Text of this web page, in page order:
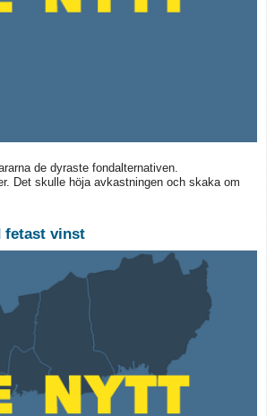
de dyraste fondalternativen.
Det skulle höja avkastningen och skaka om
fetast vinst